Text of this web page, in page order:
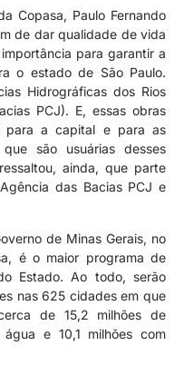
Copasa, Paulo Fernando
de dar qualidade de vida
para garantir a
o estado de São Paulo.
Hidrográficas dos Rios
PCJ). E, essas obras
para a capital e para as
são usuárias desses
ainda, que parte
das Bacias PCJ e
de Minas Gerais, no
é o maior programa de
Estado. Ao todo, serão
nas 625 cidades em que
de 15,2 milhões de
e 10,1 milhões com